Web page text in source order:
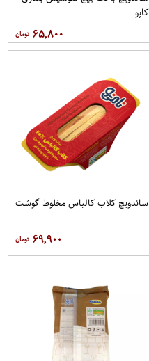
کاپو
۶۵,۸۰۰
ساندویچ کلاب کالباس مخلوط گوشت
۶۹,۹۰۰